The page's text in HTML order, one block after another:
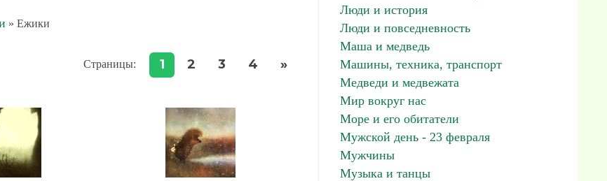
» Ежики
Страницы: 1 2 3 4 »
Люди и история
Люди и повседневность
Маша и медведь
Машины, техника, транспорт
Медведи и медвежата
Мир вокруг нас
Море и его обитатели
Мужской день - 23 февраля
Мужчины
Музыка и танцы